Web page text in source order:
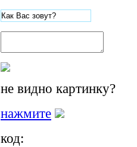
не видно картинку?
нажмите
код: